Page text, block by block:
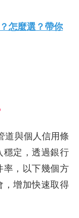
怎麼選？帶你
道與個人信用條
穩定，透過銀行
率，以下幾個方
，增加快速取得